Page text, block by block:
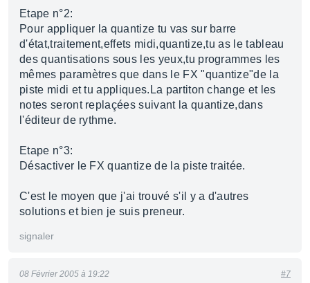
Etape n°2:
Pour appliquer la quantize tu vas sur barre
d'état,traitement,effets midi,quantize,tu as le tableau
des quantisations sous les yeux,tu programmes les
mêmes paramètres que dans le FX "quantize"de la
piste midi et tu appliques.La partiton change et les
notes seront replaçées suivant la quantize,dans
l'éditeur de rythme.
Etape n°3:
Désactiver le FX quantize de la piste traitée.
C'est le moyen que j'ai trouvé s'il y a d'autres
solutions et bien je suis preneur.
signaler
08 Février 2005 à 19:22 #7